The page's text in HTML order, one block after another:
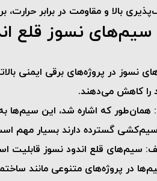
بالا و مقاومت در برابر
سیم‌های نسوز قلع
نسوز در پروژه‌های برقی ایمنی
را کاهش می‌دهند.
: همان‌طور که اشاره شد، این سیم‌ها
سیم‌کشی گسترده دارند بسیار مهم
: سیم‌های قلع اندود نسوز قابلیت
در پروژه‌های متنوعی مانند